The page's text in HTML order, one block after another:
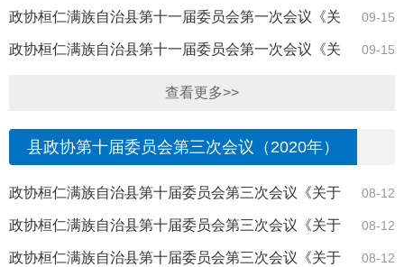
于彻底清理小区、楼道内乱堆乱放杂物的建议... 09-15
政协桓仁满族自治县第十一届委员会第一次会议《关
于增进户外球类运动场地的提案》（6号）答复 09-15
政协桓仁满族自治县第十一届委员会第一次会议《关
查看更多>>
县政协第十届委员会第三次会议（2020年）
08-12
政协桓仁满族自治县第十届委员会第三次会议《关于
加强对浑江桓仁境内沿岸垃圾监管的提案》（2... 08-12
政协桓仁满族自治县第十届委员会第三次会议《关于
加强外卖电动车摩托车管理提案》（15号）答复 08-12
政协桓仁满族自治县第十届委员会第三次会议《关于